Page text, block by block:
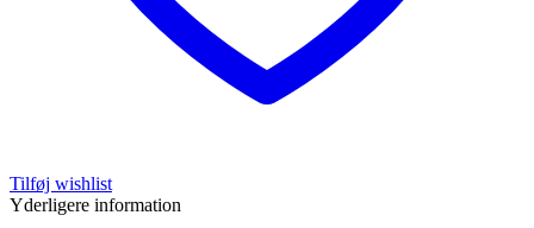
Tilføj wishlist
Yderligere information